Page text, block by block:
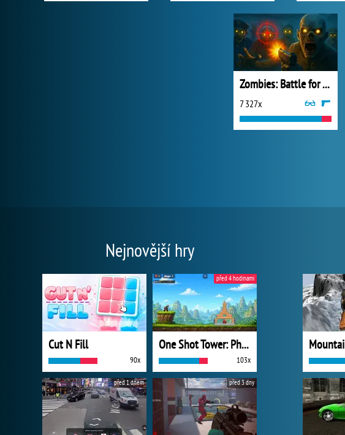
Zombies: Battle for Survival
7 327x
Nejnovější hry
Cut N Fill
90x
One Shot Tower: Physics Destroyer
103x
před 4 hodinami
před 1 dnem před 3 dny